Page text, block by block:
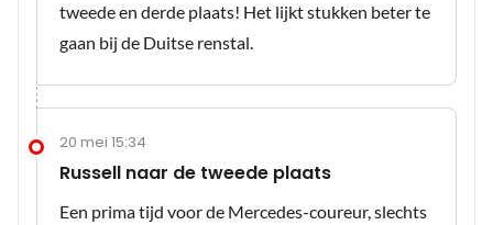
tweede en derde plaats! Het lijkt stukken beter te
gaan bij de Duitse renstal.
20 mei 15:34
Russell naar de tweede plaats
Een prima tijd voor de Mercedes-coureur, slechts